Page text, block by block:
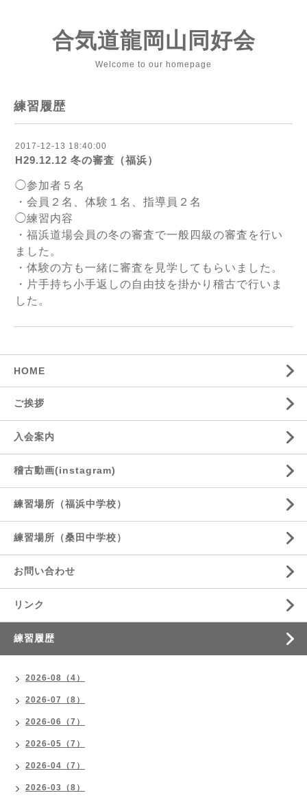
合気道龍岡山同好会
Welcome to our homepage
練習履歴
2017-12-13 18:40:00
H29.12.12 冬の審査（福浜）
◯参加者５名
・会員２名、体験１名、指導員２名
◯練習内容
・福浜道場会員の冬の審査で一般四級の審査を行い
ました。
・体験の方も一緒に審査を見学してもらいました。
・片手持ち小手返しの自由技を掛かり稽古で行いま
した。
HOME
ご挨拶
入会案内
稽古動画(instagram)
練習場所（福浜中学校）
練習場所（桑田中学校）
お問い合わせ
リンク
練習履歴
2026-08（4）
2026-07（8）
2026-06（7）
2026-05（7）
2026-04（7）
2026-03（8）